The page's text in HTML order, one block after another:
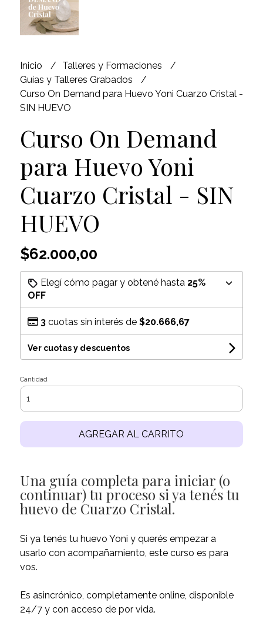
Inicio
Talleres y Formaciones
Guías y Talleres Grabados
Curso On Demand para Huevo Yoni Cuarzo Cristal -
SIN HUEVO
Curso On Demand
para Huevo Yoni
Cuarzo Cristal - SIN
HUEVO
$62.000,00
Elegí cómo pagar y obtené hasta 25%
OFF
3cuotas sin interés de $20.666,67
Ver cuotas y descuentos
Cantidad
AGREGAR AL CARRITO
Una guía completa para iniciar (o
continuar) tu proceso si ya tenés tu
huevo de Cuarzo Cristal.
Si ya tenés tu huevo Yoni y querés empezar a
usarlo con acompañamiento, este curso es para
vos.
Es asincrónico, completamente online, disponible
24/7 y con acceso de por vida.